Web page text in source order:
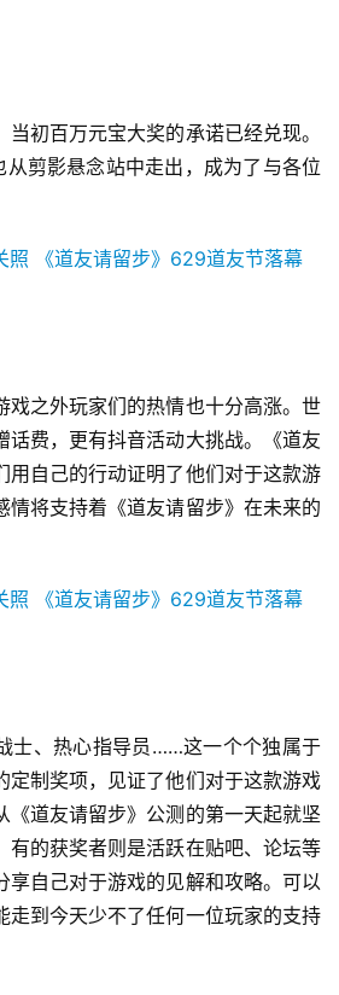
初百万元宝大奖的承诺已经兑现。
从剪影悬念站中走出，成为了与各位
戏之外玩家们的热情也十分高涨。世
话费，更有抖音活动大挑战。《道友
用自己的行动证明了他们对于这款游
情将支持着《道友请留步》在未来的
士、热心指导员……这一个个独属于
定制奖项，见证了他们对于这款游戏
《道友请留步》公测的第一天起就坚
有的获奖者则是活跃在贴吧、论坛等
享自己对于游戏的见解和攻略。可以
走到今天少不了任何一位玩家的支持